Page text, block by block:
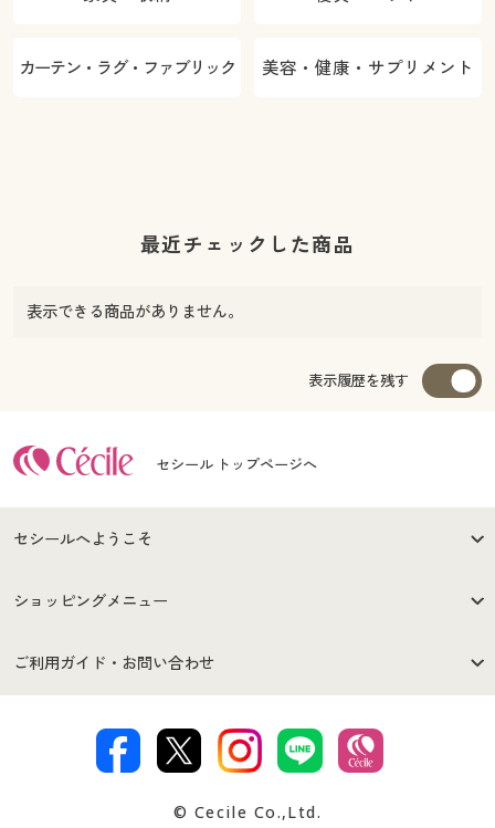
カーテン・ラグ・ファブリック 美容・健康・サプリメント
最近チェックした商品
表示できる商品がありません。
表示履歴を残す
セシール トップページへ
セシールへようこそ
はじめての方へ
セシールご利用規約
著作権・商標について 会社案内
ショッピングメニュー
商品カテゴリ
ご利用ガイド・お問い合わせ
交換・返品は お支払は
© Cecile Co.,Ltd.